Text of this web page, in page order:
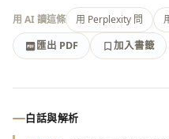
用 AI 讀這條 用 Perplexity 問
匯出 PDF
加入書籤
匯出 PDF
加入書籤
白話與解析